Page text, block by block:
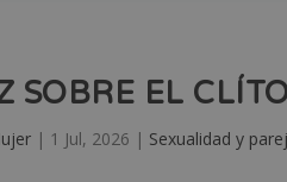
SOBRE EL
| 1 Jul, 2026 | Sexualidad y